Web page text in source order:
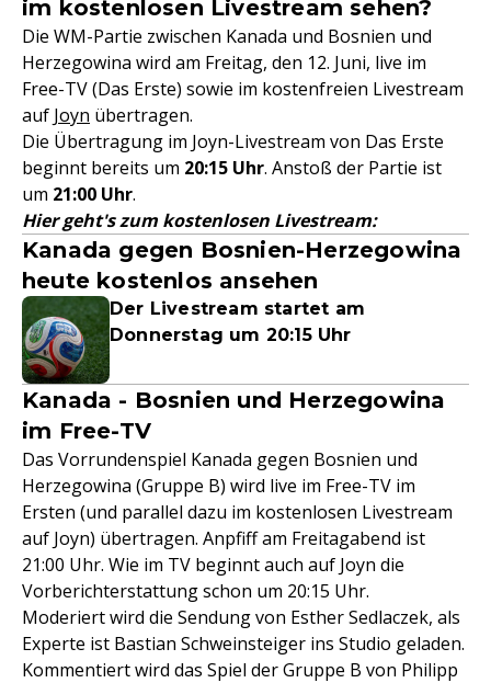
im kostenlosen Livestream sehen?
Die WM-Partie zwischen Kanada und Bosnien und
Herzegowina wird am Freitag, den 12. Juni, live im
Free-TV (Das Erste) sowie im kostenfreien Livestream
auf Joyn übertragen.
Die Übertragung im Joyn-Livestream von Das Erste
beginnt bereits um 20:15 Uhr. Anstoß der Partie ist
um 21:00 Uhr.
Hier geht's zum kostenlosen Livestream:
Kanada gegen Bosnien-Herzegowina
heute kostenlos ansehen
Der Livestream startet am
Donnerstag um 20:15 Uhr
Kanada - Bosnien und Herzegowina
im Free-TV
Das Vorrundenspiel Kanada gegen Bosnien und
Herzegowina (Gruppe B) wird live im Free-TV im
Ersten (und parallel dazu im kostenlosen Livestream
auf Joyn) übertragen. Anpfiff am Freitagabend ist
21:00 Uhr. Wie im TV beginnt auch auf Joyn die
Vorberichterstattung schon um 20:15 Uhr.
Moderiert wird die Sendung von Esther Sedlaczek, als
Experte ist Bastian Schweinsteiger ins Studio geladen.
Kommentiert wird das Spiel der Gruppe B von Philipp